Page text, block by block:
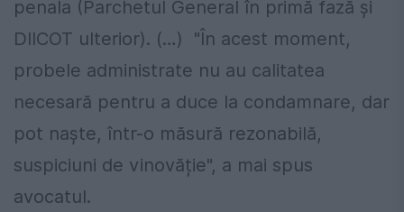
penala (Parchetul General în primă fază şi
DIICOT ulterior). (…) "În acest moment,
probele administrate nu au calitatea
necesară pentru a duce la condamnare, dar
pot naște, într-o măsură rezonabilă,
suspiciuni de vinovăție", a mai spus
avocatul.